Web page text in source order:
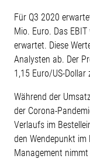
Für Q3 2020
Mio. Euro. Das
erwartet. Diese
Analysten ab. Der
1,15 Euro/US-Dollar
Während der
der Corona-
Verlaufs im
den Wendepunkt
Management